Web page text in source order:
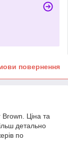
повернення
Ціна та
детально
по